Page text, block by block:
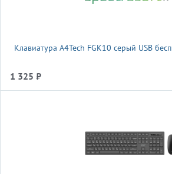
Клавиатура A4Tech FGK10 серый USB
1 325 ₽